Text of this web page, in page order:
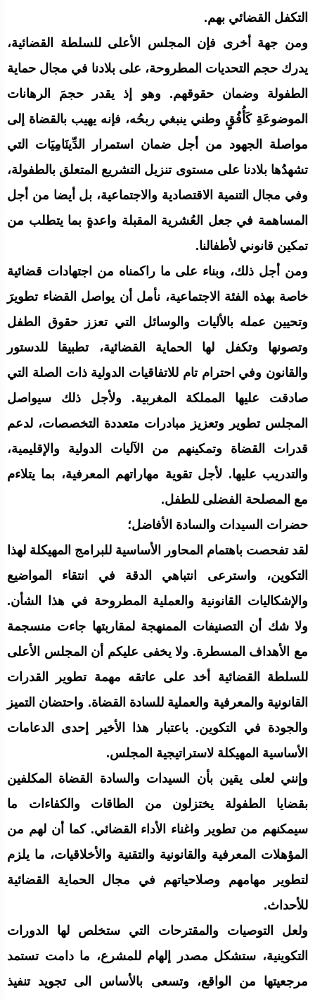
التكفل القضائي بهم.
ومن جهة أخرى فإن المجلس الأعلى للسلطة القضائية،
يدرك حجم التحديات المطروحة، على بلادنا في مجال حماية
الطفولة وضمان حقوقهم. وهو إذ يقدر حجمَ الرهانات
الموضوعَةِ كَأُفُقٍ وطني ينبغي ربحُه، فإنه يهيب بالقضاة إلى
مواصلة الجهود من أجل ضمان استمرار الدِّينَامِيَات التي
تشهدُها بلادنا على مستوى تنزيل التشريع المتعلق بالطفولة،
وفي مجال التنمية الاقتصادية والاجتماعية، بل أيضا من أجل
المساهمة في جعل العُشرية المقبلة واعدةٍ بما يتطلب من
تمكين قانوني لأطفالنا.
ومن أجل ذلك، وبناء على ما راكمناه من اجتهادات قضائية
خاصة بهذه الفئة الاجتماعية، نأمل أن يواصل القضاء تطويرَ
وتحيين عمله بالأليات والوسائل التي تعزز حقوق الطفل
وتصونها وتكفل لها الحماية القضائية، تطبيقا للدستور
والقانون وفي احترام تام للاتفاقيات الدولية ذات الصلة التي
صادقت عليها المملكة المغربية. ولأجل ذلك سيواصل
المجلس تطوير وتعزيز مبادرات متعددة التخصصات، لدعم
قدرات القضاة وتمكينهم من الآليات الدولية والإقليمية،
والتدريب عليها. لأجل تقوية مهاراتهم المعرفية، بما يتلاءم
مع المصلحة الفضلى للطفل.
حضرات السيدات والسادة الأفاضل؛
لقد تفحصت باهتمام المحاور الأساسية للبرامج المهيكلة لهذا
التكوين، واسترعى انتباهي الدقة في انتقاء المواضيع
والإشكاليات القانونية والعملية المطروحة في هذا الشأن.
ولا شك أن التصنيفات الممنهجة لمقاربتها جاءت منسجمة
مع الأهداف المسطرة. ولا يخفى عليكم أن المجلس الأعلى
للسلطة القضائية أخد على عاتقه مهمة تطوير القدرات
القانونية والمعرفية والعملية للسادة القضاة. واحتضان التميز
والجودة في التكوين. باعتبار هذا الأخير إحدى الدعامات
الأساسية المهيكلة لاستراتيجية المجلس.
وإنني لعلى يقين بأن السيدات والسادة القضاة المكلفين
بقضايا الطفولة يختزلون من الطاقات والكفاءات ما
سيمكنهم من تطوير واغناء الأداء القضائي. كما أن لهم من
المؤهلات المعرفية والقانونية والتقنية والأخلاقيات، ما يلزم
لتطوير مهامهم وصلاحياتهم في مجال الحماية القضائية
للأحداث.
ولعل التوصيات والمقترحات التي ستخلص لها الدورات
التكوينية، ستشكل مصدر إلهام للمشرع، ما دامت تستمد
مرجعيتها من الواقع، وتسعى بالأساس الى تجويد تنفيذ